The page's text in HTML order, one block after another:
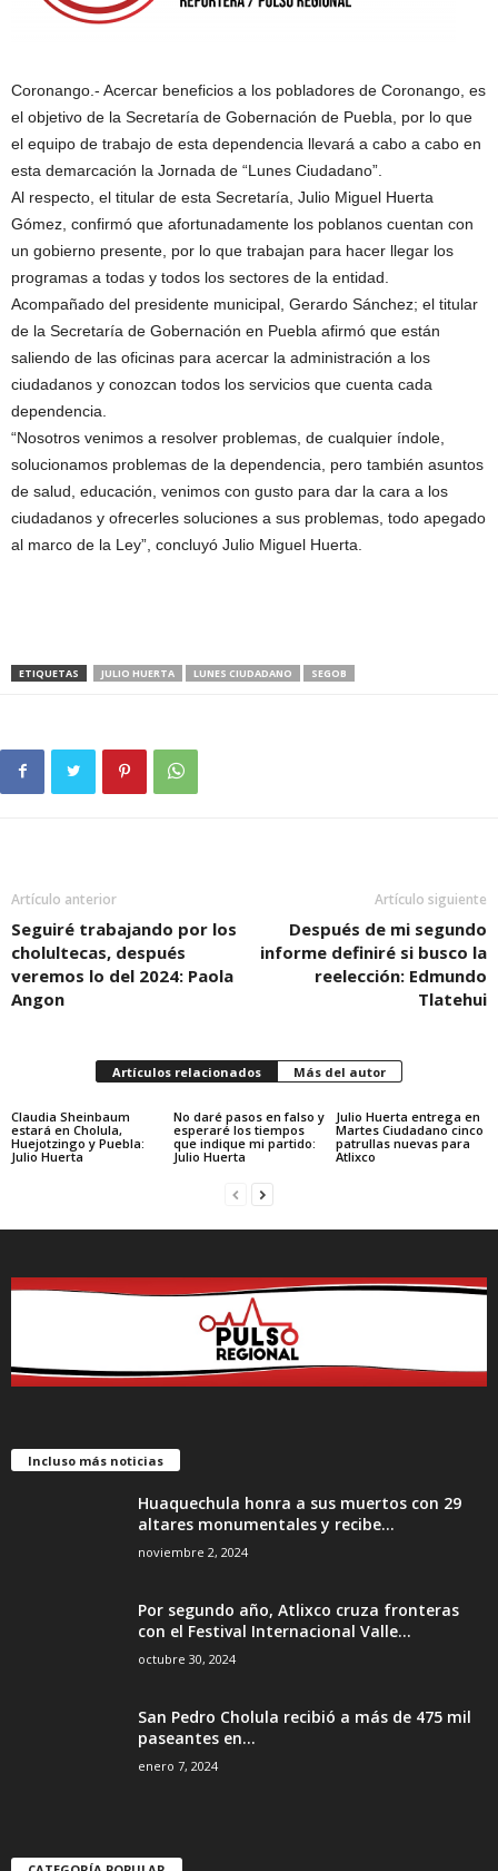
Coronango.- Acercar beneficios a los pobladores de Coronango, es
el objetivo de la Secretaría de Gobernación de Puebla, por lo que
el equipo de trabajo de esta dependencia llevará a cabo a cabo en
esta demarcación la Jornada de “Lunes Ciudadano”.
Al respecto, el titular de esta Secretaría, Julio Miguel Huerta
Gómez, confirmó que afortunadamente los poblanos cuentan con
un gobierno presente, por lo que trabajan para hacer llegar los
programas a todas y todos los sectores de la entidad.
Acompañado del presidente municipal, Gerardo Sánchez; el titular
de la Secretaría de Gobernación en Puebla afirmó que están
saliendo de las oficinas para acercar la administración a los
ciudadanos y conozcan todos los servicios que cuenta cada
dependencia.
“Nosotros venimos a resolver problemas, de cualquier índole,
solucionamos problemas de la dependencia, pero también asuntos
de salud, educación, venimos con gusto para dar la cara a los
ciudadanos y ofrecerles soluciones a sus problemas, todo apegado
al marco de la Ley”, concluyó Julio Miguel Huerta.
ETIQUETAS JULIO HUERTA LUNES CIUDADANO SEGOB
Artículo anterior
Seguiré trabajando por los
cholultecas, después
veremos lo del 2024: Paola
Angon
Artículo siguiente
Después de mi segundo
informe definiré si busco la
reelección: Edmundo
Tlatehui
Artículos relacionados Más del autor
Claudia Sheinbaum
estará en Cholula,
Huejotzingo y Puebla:
Julio Huerta
No daré pasos en falso y
esperaré los tiempos
que indique mi partido:
Julio Huerta
Julio Huerta entrega en
Martes Ciudadano cinco
patrullas nuevas para
Atlixco
Incluso más noticias
Huaquechula honra a sus muertos con 29
altares monumentales y recibe...
noviembre 2, 2024
Por segundo año, Atlixco cruza fronteras
con el Festival Internacional Valle...
octubre 30, 2024
San Pedro Cholula recibió a más de 475 mil
paseantes en...
enero 7, 2024